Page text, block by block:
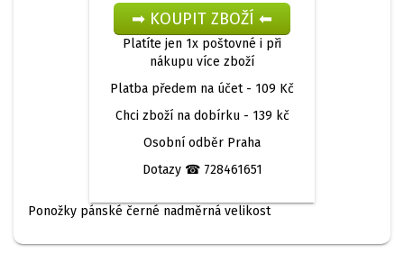
Platíte jen 1x poštovné i při
nákupu více zboží
Platba předem na účet - 109 Kč
Chci zboží na dobírku - 139 kč
Osobní odběr Praha
Dotazy ☎ 728461651
Ponožky pánské černé nadměrná velikost